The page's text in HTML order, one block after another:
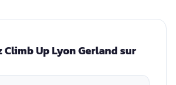
Climb Up Lyon Gerland sur